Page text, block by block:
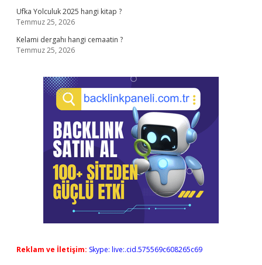
Ufka Yolculuk 2025 hangi kitap ?
Temmuz 25, 2026
Kelami dergahı hangi cemaatin ?
Temmuz 25, 2026
Reklam ve İletişim: Skype: live:.cid.575569c608265c69